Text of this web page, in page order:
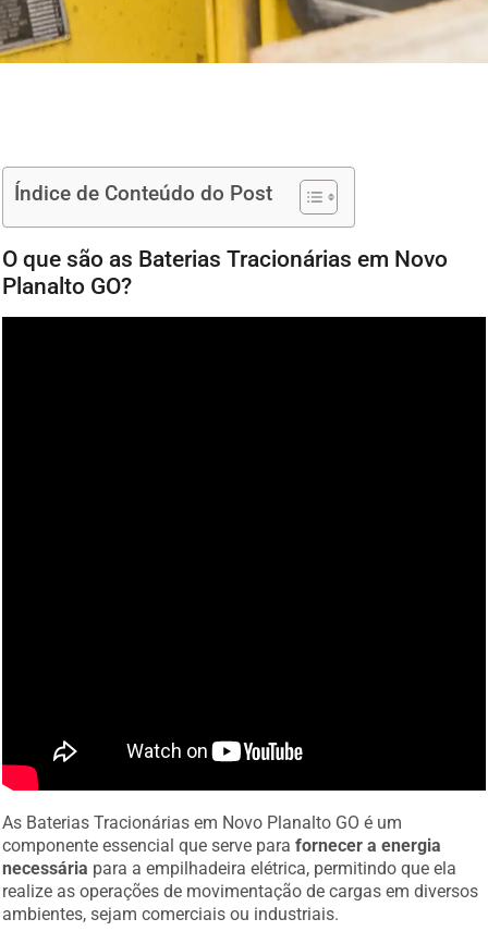
Índice de Conteúdo do Post
O que são as Baterias Tracionárias em Novo
Planalto GO?
As Baterias Tracionárias em Novo Planalto GO é um
componente essencial que serve parafornecer a energia
necessária para a empilhadeira elétrica, permitindo que ela
realize as operações de movimentação de cargas em diversos
ambientes, sejam comerciais ou industriais.